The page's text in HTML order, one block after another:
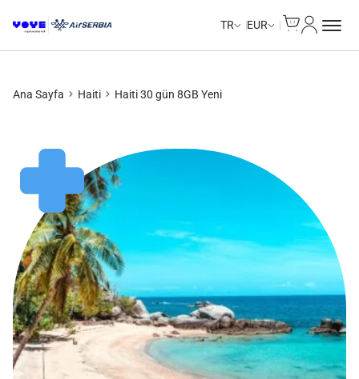
TR EUR
Ana Sayfa Haiti Haiti 30 gün 8GB Yeni